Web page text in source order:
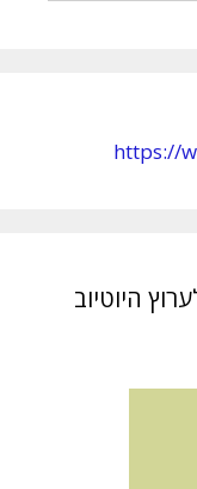
https://
היוטיוב